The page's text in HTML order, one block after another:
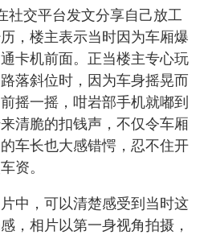
社交平台发文分享自己放工
，楼主表示当时因为车厢爆
卡机前面。正当楼主专心玩
落斜位时，因为车身摇晃而
摇一摇，咁岩部手机就嘟到
清脆的扣钱声，不仅令车厢
车长也大感错愕，忍不住开
资。
中，可以清楚感受到当时这
，相片以第一身视角拍摄，